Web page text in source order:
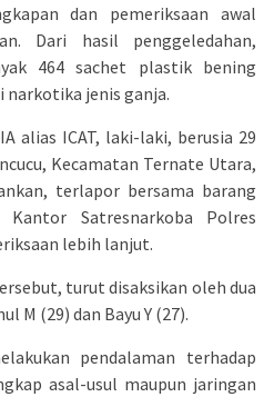
dan pemeriksaan awal
Dari hasil penggeledahan,
464 sachet plastik bening
narkotika jenis ganja.
alias ICAT, laki-laki, berusia 29
Kecamatan Ternate Utara,
terlapor bersama barang
Satresnarkoba Polres
lebih lanjut.
turut disaksikan oleh dua
M (29) dan Bayu Y (27).
pendalaman terhadap
asal-usul maupun jaringan